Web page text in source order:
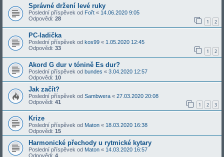
Správné držení levé ruky
Poslední příspěvek od Fořt « 14.06.2020 9:05
Odpovědi: 28 1 2
PC-ladička
Poslední příspěvek od kos99 « 1.05.2020 12:45
Odpovědi: 33 1 2
Akord G dur v tónině Es dur?
Poslední příspěvek od bundes « 3.04.2020 12:57
Odpovědi: 10
Jak začít?
Poslední příspěvek od Sambwera « 27.03.2020 20:08
Odpovědi: 41 1 2 3
Krize
Poslední příspěvek od Maton « 18.03.2020 16:38
Odpovědi: 15
Harmonické přechody u rytmické kytary
Poslední příspěvek od Maton « 14.03.2020 16:57
Odpovědi: 4